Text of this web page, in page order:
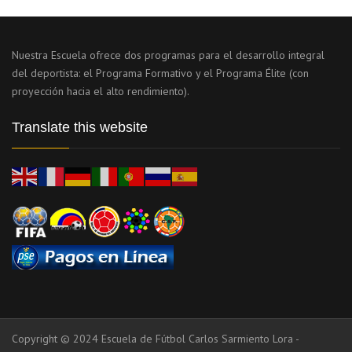
Nuestra Escuela ofrece dos programas para el desarrollo integral
del deportista: el Programa Formativo y el Programa Élite (con
proyección hacia el alto rendimiento).
Translate this website
Copyright © 2024 Escuela de Fútbol Carlos Sarmiento Lora -